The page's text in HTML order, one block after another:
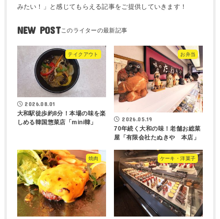
みたい！」と感じてもらえる記事をご提供していきます！
NEW POST
テイクアウト
2026.08.01
大和駅徒歩約8分！本場の味を楽
しめる韓国惣菜店「mini韓」
お弁当
2026.05.19
70年続く大和の味！老舗お総菜
屋「有限会社たぬきや 本店」
焼肉 ケーキ・洋菓子